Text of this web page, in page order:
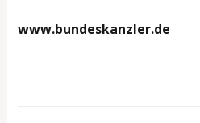
www.bundeskanzler.de